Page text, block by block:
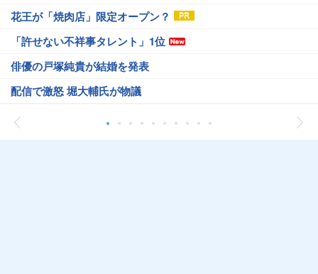
花王が「焼肉店」限定オープン？
「許せない不祥事タレント」1位
俳優の戸塚純貴が結婚を発表
配信で激怒 堀大輔氏が物議